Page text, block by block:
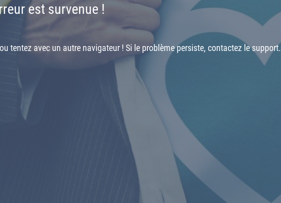
est survenue !
ou tentez avec un autre navigateur ! Si le problème persiste, contactez le support.